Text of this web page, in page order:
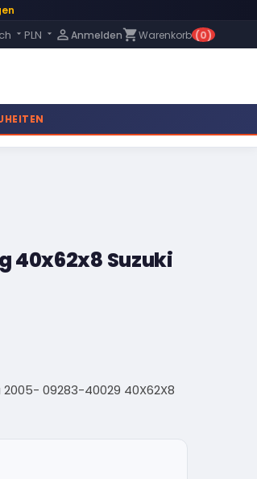
 PLN  Anmeldenshopping_cartWarenkorb (0)
40x62x8 Suzuki
09283-40029 40X62X8